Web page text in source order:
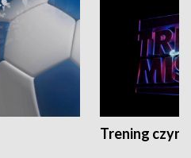
Trening czyni